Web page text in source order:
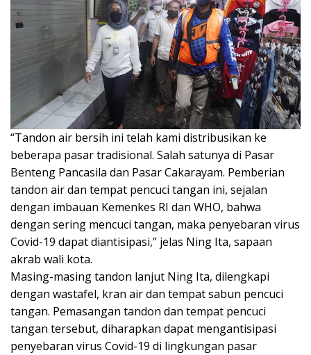
“Tandon air bersih ini telah kami distribusikan ke
beberapa pasar tradisional. Salah satunya di Pasar
Benteng Pancasila dan Pasar Cakarayam. Pemberian
tandon air dan tempat pencuci tangan ini, sejalan
dengan imbauan Kemenkes RI dan WHO, bahwa
dengan sering mencuci tangan, maka penyebaran virus
Covid-19 dapat diantisipasi,” jelas Ning Ita, sapaan
akrab wali kota.
Masing-masing tandon lanjut Ning Ita, dilengkapi
dengan wastafel, kran air dan tempat sabun pencuci
tangan. Pemasangan tandon dan tempat pencuci
tangan tersebut, diharapkan dapat mengantisipasi
penyebaran virus Covid-19 di lingkungan pasar